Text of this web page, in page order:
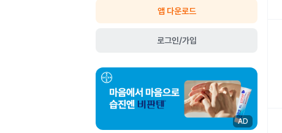
앱 다운로드
로그인/가입
AD